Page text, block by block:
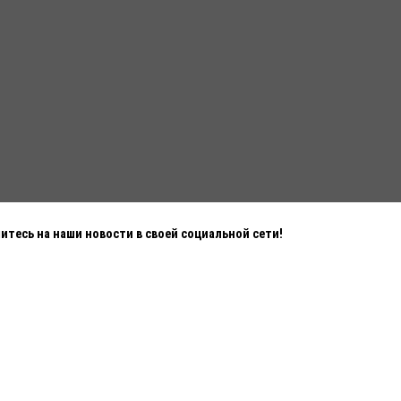
на наши новости в своей социальной сети!